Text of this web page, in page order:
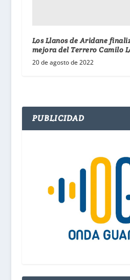
Los Llanos de Aridane
mejora del Terrero Camilo
20 de agosto de 2022
PUBLICIDAD